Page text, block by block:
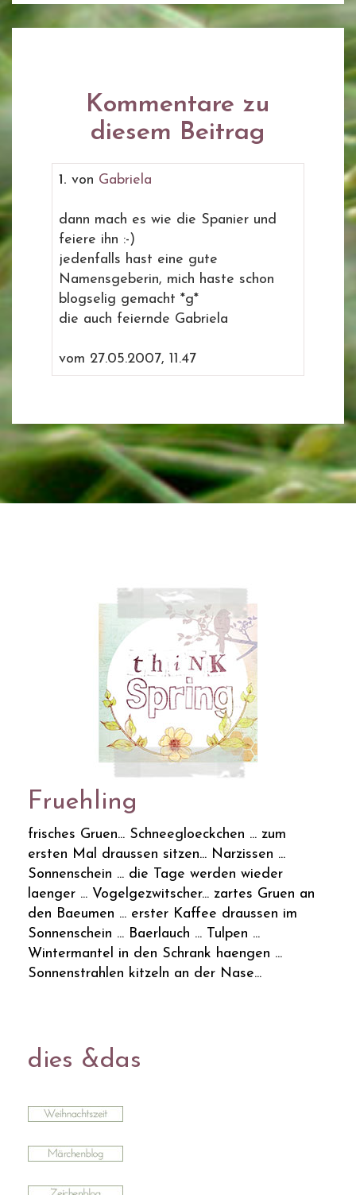
Kommentare zu
diesem Beitrag
1. von Gabriela
dann mach es wie die Spanier und
feiere ihn :-)
jedenfalls hast eine gute
Namensgeberin, mich haste schon
blogselig gemacht *g*
die auch feiernde Gabriela
vom 27.05.2007, 11.47
Fruehling
frisches Gruen... Schneegloeckchen ... zum
ersten Mal draussen sitzen... Narzissen ...
Sonnenschein ... die Tage werden wieder
laenger ... Vogelgezwitscher... zartes Gruen an
den Baeumen ... erster Kaffee draussen im
Sonnenschein ... Baerlauch ... Tulpen ...
Wintermantel in den Schrank haengen ...
Sonnenstrahlen kitzeln an der Nase...
dies &das